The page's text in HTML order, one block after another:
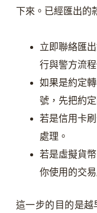
下來。已經匯出的
立即聯絡匯
行與警方流
如果是約定
號，先把約
若是信用卡
處理。
若是虛擬貨
你使用的交易
這一步的目的是